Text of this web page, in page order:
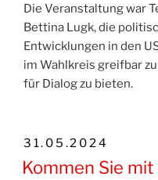
Die Veranstaltung war
Bettina Lugk, die
Entwicklungen in den
im Wahlkreis greifbar
für Dialog zu bieten.
VERÖFFENTLICHT
AM
31.05.2024
Kommen Sie